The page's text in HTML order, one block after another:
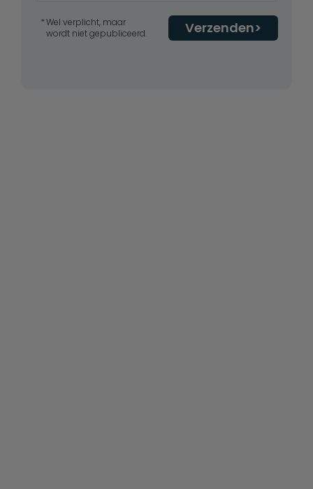
Verzenden
Wel verplicht, maar
wordt niet gepubliceerd.